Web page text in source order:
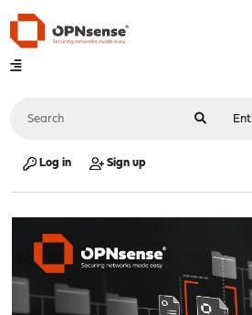
Log in Sign up